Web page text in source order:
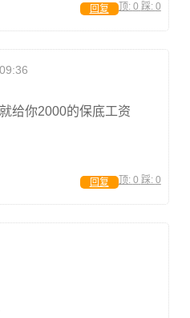
顶: 0 踩: 0
回复
给你2000的保底工资
顶: 0 踩: 0
回复